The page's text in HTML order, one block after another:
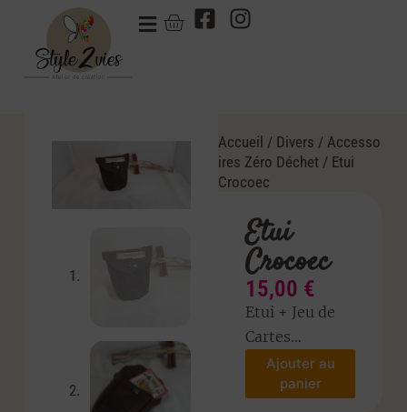
Accueil / Divers /Accesso
ires Zéro Déchet / Etui
Crocoec
Etui
Crocoec
15,00 €
Etui + Jeu de
Cartes…
Ajouter au
panier